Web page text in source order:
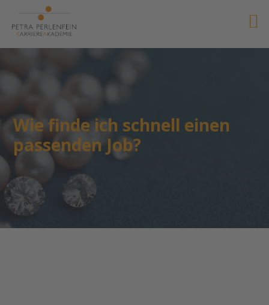
Wie finde ich schnell einen
passenden Job?